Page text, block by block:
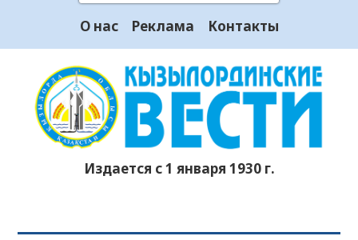
О нас Реклама Контакты
Издается с 1 января 1930 г.